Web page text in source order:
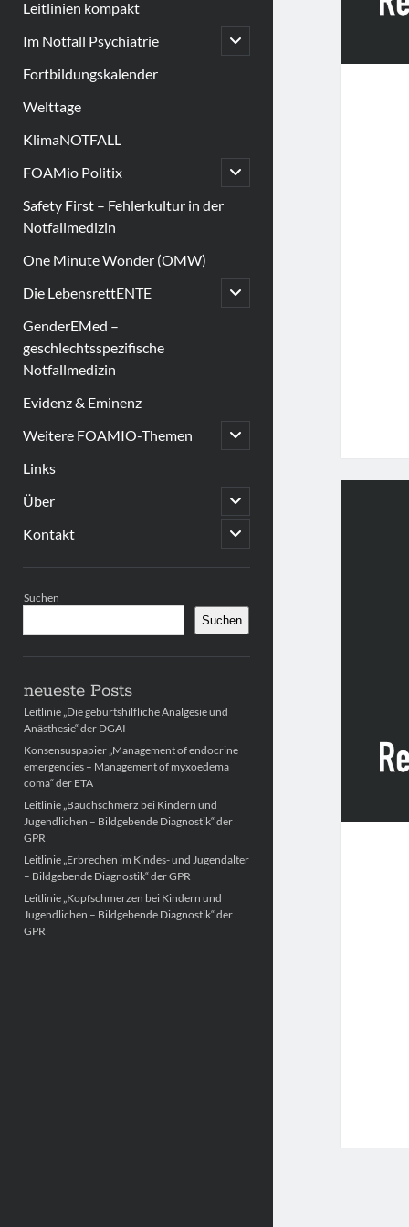
Leitlinien kompakt
Im Notfall Psychiatrie
open
child
Fortbildungskalender
Welttage
KlimaNOTFALL
FOAMio Politix
open
child
Safety First – Fehlerkultur in der
Notfallmedizin
One Minute Wonder (OMW)
Die LebensrettENTE
open
child
GenderEMed –
geschlechtsspezifische
Notfallmedizin
Evidenz & Eminenz
Weitere FOAMIO-Themen
open
child
Links
Über
open
child
menu
Kontakt
open
child
Suchen
Suchen
neueste Posts
Leitlinie „Die geburtshilfliche Analgesie und
Anästhesie“ der DGAI
Konsensuspapier „Management of endocrine
emergencies – Management of myxoedema
coma“ der ETA
Leitlinie „Bauchschmerz bei Kindern und
Jugendlichen – Bildgebende Diagnostik“ der
GPR
Leitlinie „Erbrechen im Kindes- und Jugendalter
– Bildgebende Diagnostik“ der GPR
Leitlinie „Kopfschmerzen bei Kindern und
Jugendlichen – Bildgebende Diagnostik“ der
GPR